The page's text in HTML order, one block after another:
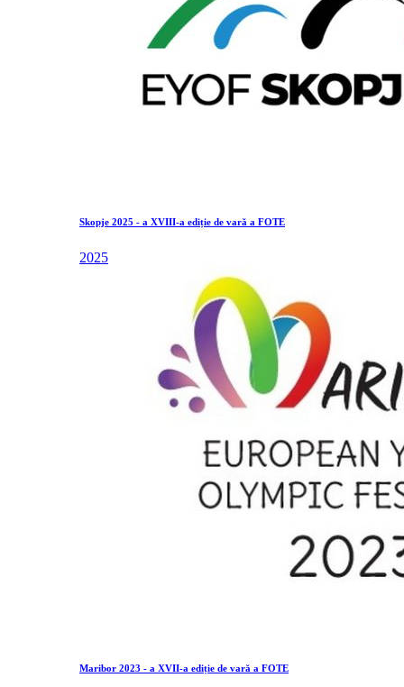
Skopje 2025 - a XVIII-a ediție de vară a FOTE
2025
Maribor 2023 - a XVII-a ediție de vară a FOTE